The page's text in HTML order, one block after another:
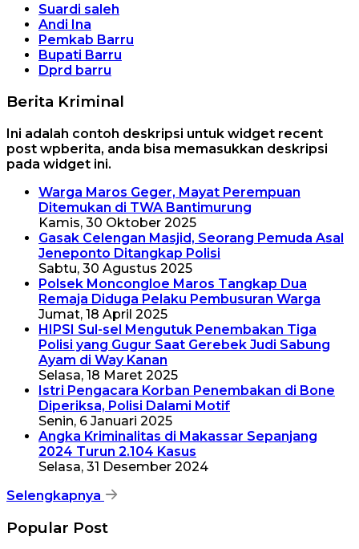
Suardi saleh
Andi Ina
Pemkab Barru
Bupati Barru
Dprd barru
Berita Kriminal
Ini adalah contoh deskripsi untuk widget recent
post wpberita, anda bisa memasukkan deskripsi
pada widget ini.
Warga Maros Geger, Mayat Perempuan
Ditemukan di TWA Bantimurung
Kamis, 30 Oktober 2025
Gasak Celengan Masjid, Seorang Pemuda Asal
Jeneponto Ditangkap Polisi
Sabtu, 30 Agustus 2025
Polsek Moncongloe Maros Tangkap Dua
Remaja Diduga Pelaku Pembusuran Warga
Jumat, 18 April 2025
HIPSI Sul-sel Mengutuk Penembakan Tiga
Polisi yang Gugur Saat Gerebek Judi Sabung
Ayam di Way Kanan
Selasa, 18 Maret 2025
Istri Pengacara Korban Penembakan di Bone
Diperiksa, Polisi Dalami Motif
Senin, 6 Januari 2025
Angka Kriminalitas di Makassar Sepanjang
2024 Turun 2.104 Kasus
Selasa, 31 Desember 2024
Selengkapnya
Popular Post